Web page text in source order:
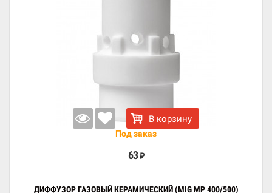
В корзину
Под заказ
63 ₽
ДИФФУЗОР ГАЗОВЫЙ КЕРАМИЧЕСКИЙ (MIG MP 400/500)